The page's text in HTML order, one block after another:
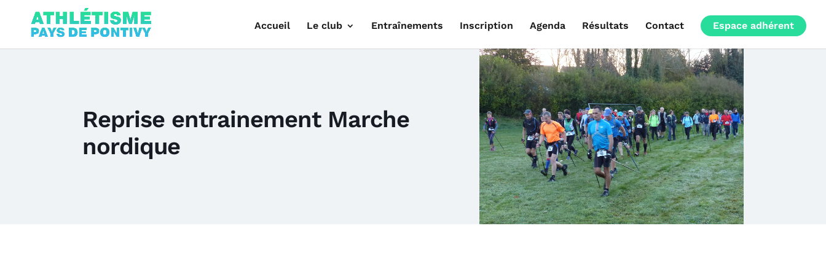
Accueil Le club Entraînements Inscription Agenda Résultats Contact Espace adhérent
Reprise entrainement Marche
nordique